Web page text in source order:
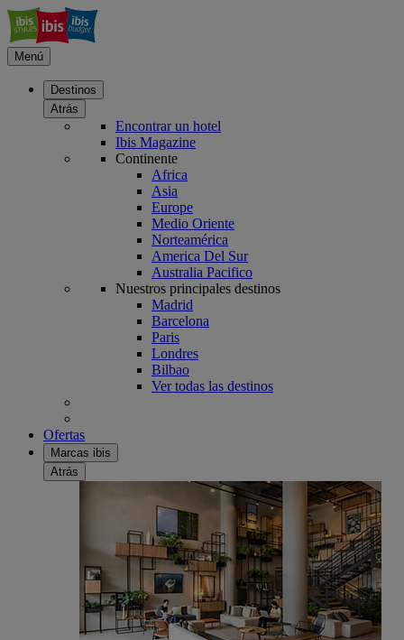
Menú
Destinos
Atrás
Encontrar un hotel
Ibis Magazine
Continente
Africa
Asia
Europe
Medio Oriente
Norteamérica
America Del Sur
Australia Pacifico
Nuestros principales destinos
Madrid
Barcelona
Paris
Londres
Bilbao
Ver todas las destinos
Ofertas
Marcas ibis
Atrás